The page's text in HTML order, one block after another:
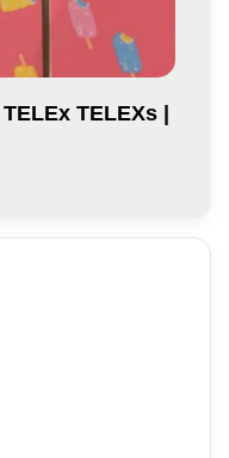
TELEXs |